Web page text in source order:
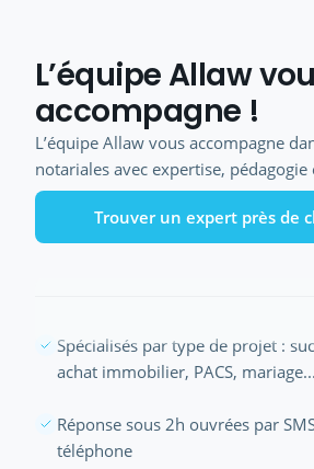
L’équipe Allaw
accompagne !
L’équipe Allaw vous accompagne
notariales avec expertise, pédagogie
Trouver un expert près de
Spécialisés par type de projet :
achat immobilier, PACS, mariage...
Réponse sous 2h ouvrées par
téléphone